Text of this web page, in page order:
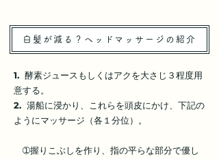
白髪が減る？ヘッドマッサージの紹介
1. 酵素ジュースもしくはアクを大さじ３程度用
意する。
2. 湯船に浸かり、これらを頭皮にかけ、下記の
ようにマッサージ（各１分位）。
➀握りこぶしを作り、指の平らな部分で優し